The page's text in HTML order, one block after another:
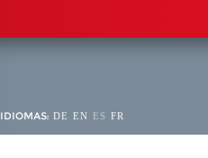
IDIOMAS: DE EN ES FR